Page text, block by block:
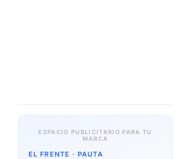
ESPACIO PUBLICITARIO PARA TU
MARCA
EL FRENTE · PAUTA